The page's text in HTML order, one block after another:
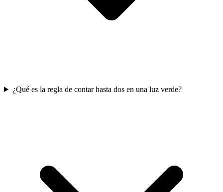
¿Qué es la regla de contar hasta dos en una luz verde?